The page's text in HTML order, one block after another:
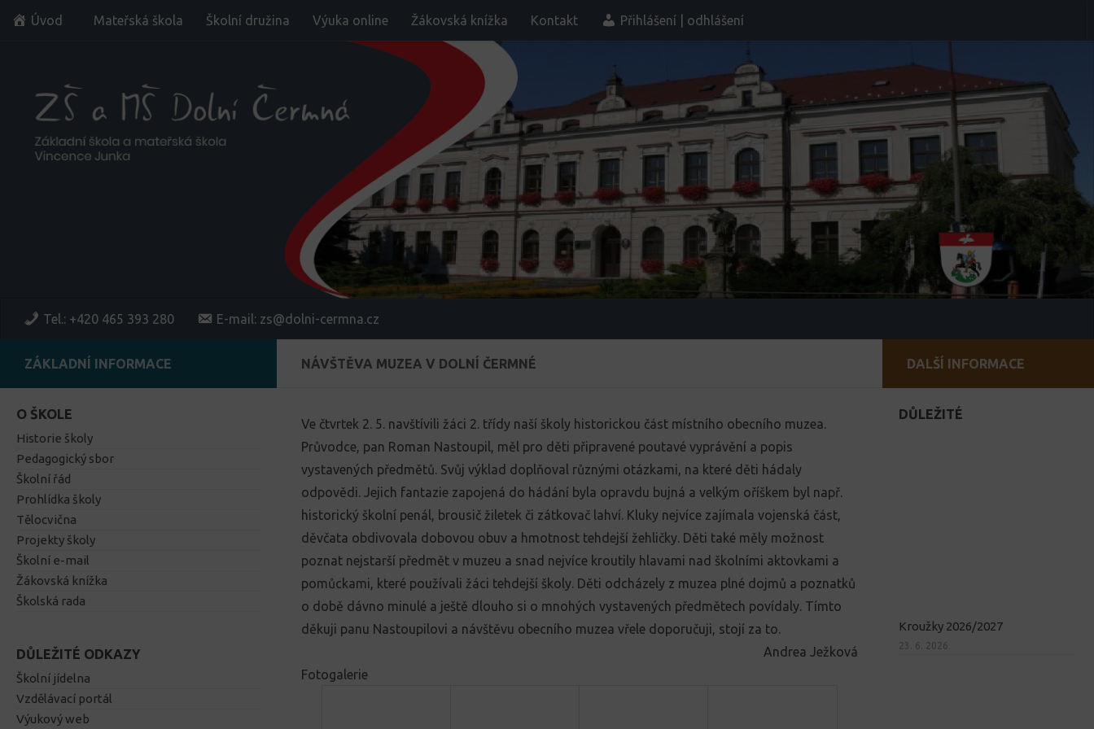
Skip to content
Úvod Mateřská škola Školní družina Výuka online Žákovská knížka Kontakt Přihlášení | odhlášení
Tel.: +420 465 393 280 E-mail: zs@dolni-cermna.cz
NÁVŠTĚVA MUZEA V DOLNÍ ČERMNÉ
Ve čtvrtek 2. 5. navštívili žáci 2. třídy naší školy historickou část místního obecního muzea.
Průvodce, pan Roman Nastoupil, měl pro děti připravené poutavé vyprávění a popis
vystavených předmětů. Svůj výklad doplňoval různými otázkami, na které děti hádaly
odpovědi. Jejich fantazie zapojená do hádání byla opravdu bujná a velkým oříškem byl např.
historický školní penál, brousič žiletek či zátkovač lahví. Kluky nejvíce zajímala vojenská část,
děvčata obdivovala dobovou obuv a hmotnost tehdejší žehličky. Děti také měly možnost
poznat nejstarší předmět v muzeu a snad nejvíce kroutily hlavami nad školními aktovkami a
pomůckami, které používali žáci tehdejší školy. Děti odcházely z muzea plné dojmů a poznatků
o době dávno minulé a ještě dlouho si o mnohých vystavených předmětech povídaly. Tímto
děkuji panu Nastoupilovi a návštěvu obecního muzea vřele doporučuji, stojí za to.
Andrea Ježková
Fotogalerie
ZÁKLADNÍ INFORMACE
O ŠKOLE
Historie školy
Pedagogický sbor
Školní řád
Prohlídka školy
Tělocvična
Projekty školy
Školní e-mail
Žákovská knížka
Školská rada
DŮLEŽITÉ ODKAZY
Školní jídelna
Vzdělávací portál
Výukový web
DALŠÍ INFORMACE
DŮLEŽITÉ
Kroužky 2026/2027
23. 6. 2026